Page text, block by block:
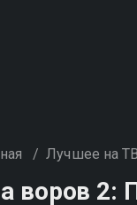
/ Лучшее на ТВ
воров 2: